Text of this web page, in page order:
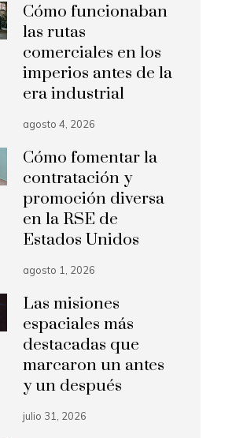
Cómo funcionaban
las rutas
comerciales en los
imperios antes de la
era industrial
agosto 4, 2026
Cómo fomentar la
contratación y
promoción diversa
en la RSE de
Estados Unidos
agosto 1, 2026
Las misiones
espaciales más
destacadas que
marcaron un antes
y un después
julio 31, 2026